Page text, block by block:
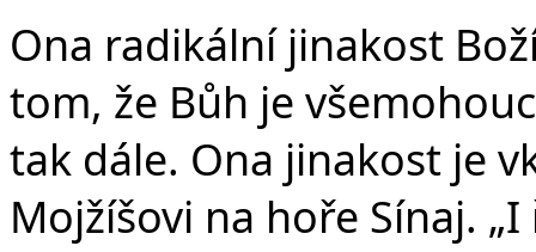
Ona radikální jinakost
tom, že Bůh je
tak dále. Ona jinakost je
Mojžíšovi na hoře Sínaj.